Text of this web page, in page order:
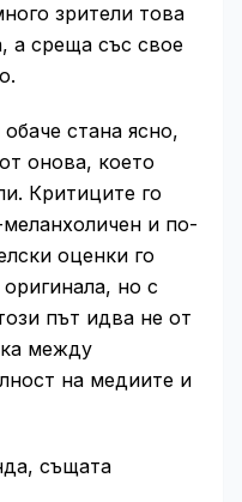
зрители това
а среща със свое
стана ясно,
онова, което
Критиците го
и по-
оценки го
но с
път идва не от
между
на медиите и
същата